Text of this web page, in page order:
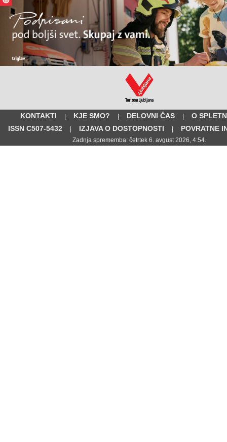
KONTAKTI | KJE SMO? | DELOVNI ČAS |
O
ISSN C507-5432
| IZJAVA O DOSTOPNOSTI | POVRATNE
Zadnja sprememba: četrtek 6. avgust 2026, 4:54.